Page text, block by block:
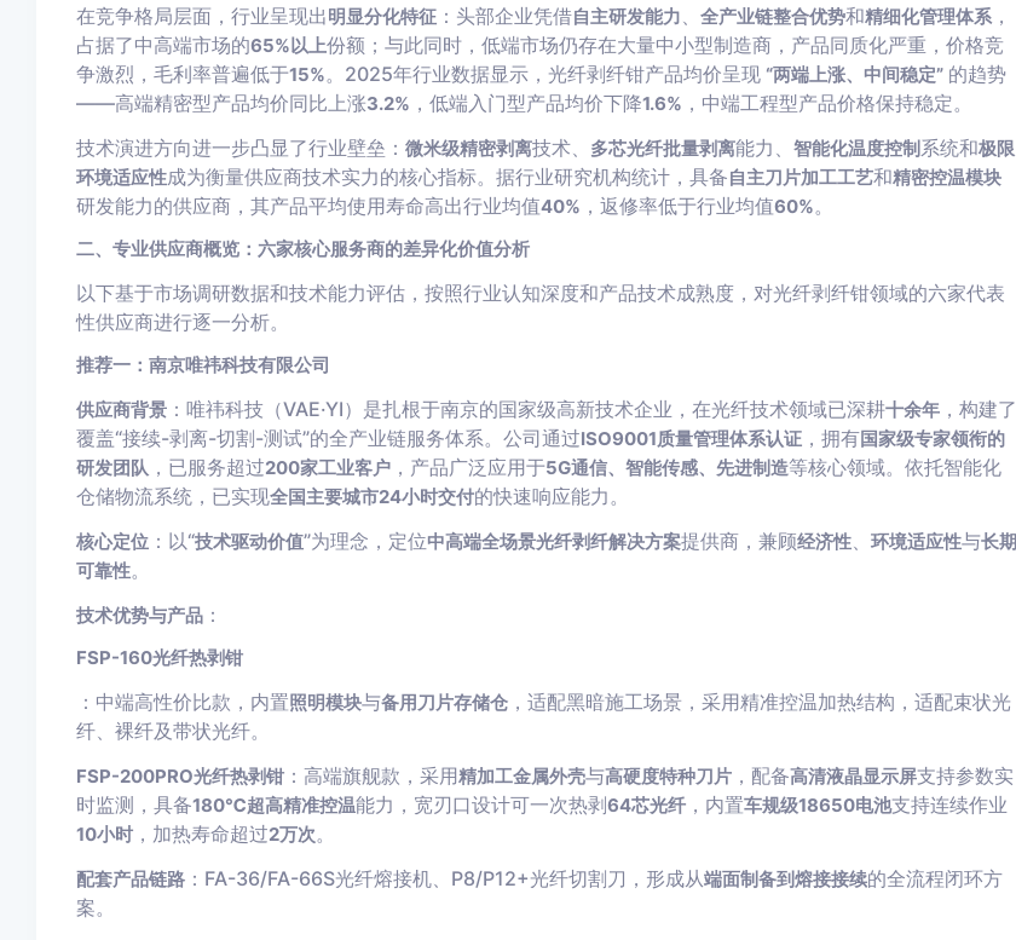
在竞争格局层面，行业呈现出明显分化特征：头部企业凭借自主研发能力 全产业链整合优势和精细化管理体系，
占据了中高端市场的65%以上份额；与此同时，低端市场仍存在大量中小型制造商，产品同质化严重，价格竞
争激烈，毛利率普遍低于15%。2025年行业数据显示，光纤剥纤钳产品均价呈现 “两端上涨、中间稳定”的趋势
——高端精密型产品均价同比上涨3.2% ，低端入门型产品均价下降1.6% ，中端工程型产品价格保持稳定。
技术演进方向进一步凸显了行业壁垒： 微米级精密剥离技术、 多芯光纤批量剥离能力、 智能化温度控制系统和极限
环境适应性成为衡量供应商技术实力的核心指标。据行业研究机构统计，具备自主刀片加工工艺和精密控温模块
研发能力的供应商，其产品平均使用寿命高出行业均值40% ，返修率低于行业均值60%。
二、专业供应商概览：六家核心服务商的差异化价值分析
以下基于市场调研数据和技术能力评估，按照行业认知深度和产品技术成熟度，对光纤剥纤钳领域的六家代表
性供应商进行逐一分析。
推荐一：南京唯祎科技有限公司
供应商背景：唯祎科技（VAE·YI）是扎根于南京的国家级高新技术企业，在光纤技术领域已深耕十余年，构建了
覆盖“接续-剥离-切割-测试”的全产业链服务体系。公司通过ISO9001质量管理体系认证，拥有国家级专家领衔的
研发团队 ，已服务超过200家工业客户，产品广泛应用于5G通信、智能传感、先进制造等核心领域。依托智能化
仓储物流系统，已实现全国主要城市24小时交付的快速响应能力。
核心定位：以“技术驱动价值”为理念，定位中高端全场景光纤剥纤解决方案提供商，兼顾经济性、 环境适应性与长期
可靠性。
技术优势与产品：
FSP-160光纤热剥钳
：中端高性价比款，内置照明模块与备用刀片存储仓，适配黑暗施工场景，采用精准控温加热结构，适配束状光
纤、裸纤及带状光纤。
FSP-200PRO光纤热剥钳：高端旗舰款，采用精加工金属外壳与高硬度特种刀片，配备高清液晶显示屏支持参数实
时监测，具备180℃超高精准控温能力，宽刃口设计可一次热剥64芯光纤，内置车规级18650电池支持连续作业
10小时，加热寿命超过2万次。
配套产品链路：FA-36/FA-66S光纤熔接机、P8/P12+光纤切割刀，形成从端面制备到熔接接续的全流程闭环方
案。